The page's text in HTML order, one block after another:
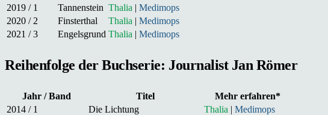
2019 / 1
Tannenstein Thalia | Medimops
2020 / 2
Finsterthal Thalia | Medimops
2021 / 3
Engelsgrund Thalia | Medimops
Reihenfolge der Buchserie: Journalist Jan Römer
Jahr / Band Titel
Mehr erfahren*
2014 / 1
Die Lichtung Thalia | Medimops